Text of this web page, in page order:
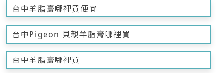
台中羊脂膏哪裡買便宜
台中Pigeon 貝親羊脂膏哪裡買
台中羊脂膏哪裡買